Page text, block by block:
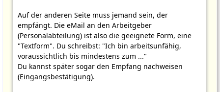
Auf der anderen Seite muss jemand sein, der
empfängt. Die eMail an den Arbeitgeber
(Personalabteilung) ist also die geeignete Form, eine
"Textform". Du schreibst: "Ich bin arbeitsunfähig,
voraussichtlich bis mindestens zum ..."
Du kannst später sogar den Empfang nachweisen
(Eingangsbestätigung).